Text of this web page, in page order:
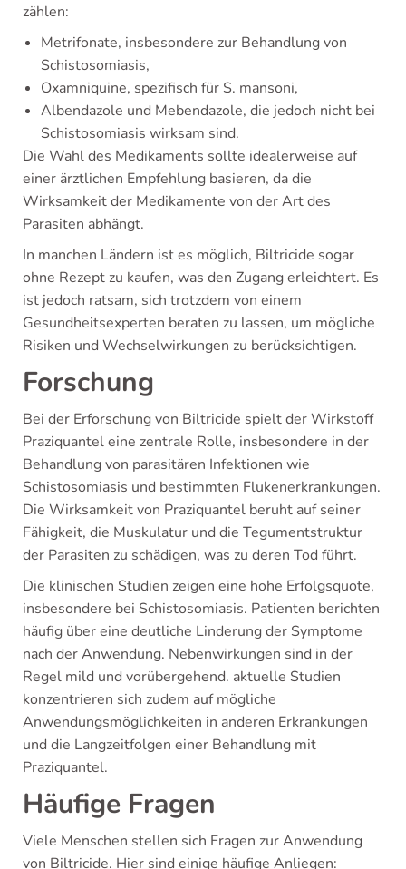
zählen:
Metrifonate, insbesondere zur Behandlung von
Schistosomiasis,
Oxamniquine, spezifisch für S. mansoni,
Albendazole und Mebendazole, die jedoch nicht bei
Schistosomiasis wirksam sind.
Die Wahl des Medikaments sollte idealerweise auf
einer ärztlichen Empfehlung basieren, da die
Wirksamkeit der Medikamente von der Art des
Parasiten abhängt.
In manchen Ländern ist es möglich, Biltricide sogar
ohne Rezept zu kaufen, was den Zugang erleichtert. Es
ist jedoch ratsam, sich trotzdem von einem
Gesundheitsexperten beraten zu lassen, um mögliche
Risiken und Wechselwirkungen zu berücksichtigen.
Forschung
Bei der Erforschung von Biltricide spielt der Wirkstoff
Praziquantel eine zentrale Rolle, insbesondere in der
Behandlung von parasitären Infektionen wie
Schistosomiasis und bestimmten Flukenerkrankungen.
Die Wirksamkeit von Praziquantel beruht auf seiner
Fähigkeit, die Muskulatur und die Tegumentstruktur
der Parasiten zu schädigen, was zu deren Tod führt.
Die klinischen Studien zeigen eine hohe Erfolgsquote,
insbesondere bei Schistosomiasis. Patienten berichten
häufig über eine deutliche Linderung der Symptome
nach der Anwendung. Nebenwirkungen sind in der
Regel mild und vorübergehend. aktuelle Studien
konzentrieren sich zudem auf mögliche
Anwendungsmöglichkeiten in anderen Erkrankungen
und die Langzeitfolgen einer Behandlung mit
Praziquantel.
Häufige Fragen
Viele Menschen stellen sich Fragen zur Anwendung
von Biltricide. Hier sind einige häufige Anliegen: